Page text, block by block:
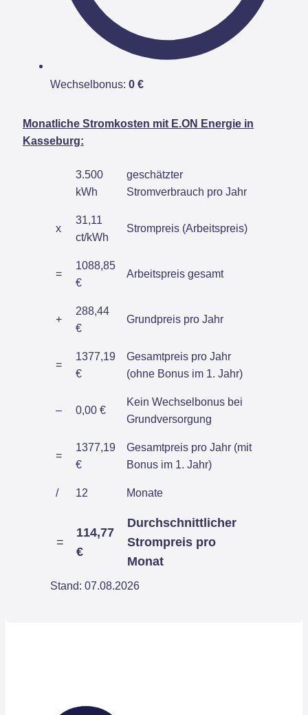
Wechselbonus: 0 €
Monatliche Stromkosten mit E.ON Energie in
Kasseburg:
3.500
kWh
geschätzter
Stromverbrauch pro Jahr
x
31,11
ct/kWh
Strompreis (Arbeitspreis)
=
1088,85
€
Arbeitspreis gesamt
+
288,44
€
Grundpreis pro Jahr
=
1377,19
€
Gesamtpreis pro Jahr
(ohne Bonus im 1. Jahr)
– 0,00 €
Kein Wechselbonus bei
Grundversorgung
=
1377,19
€
Gesamtpreis pro Jahr (mit
Bonus im 1. Jahr)
/ 12 Monate
=
114,77
€
Durchschnittlicher
Strompreis pro
Monat
Stand: 07.08.2026